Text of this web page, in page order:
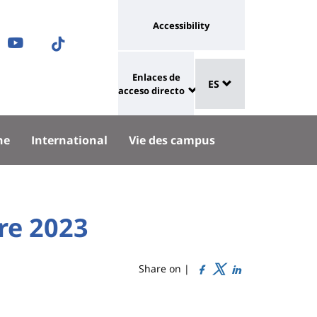
YoutubeTikTok
Université
lien
vers
page
accessibilité
Accessibility
University
:
Shortcut
links
Enlaces de
acceso directo
Sélecteur
de
langue
ES
International Vie des campus
2023
Share on |